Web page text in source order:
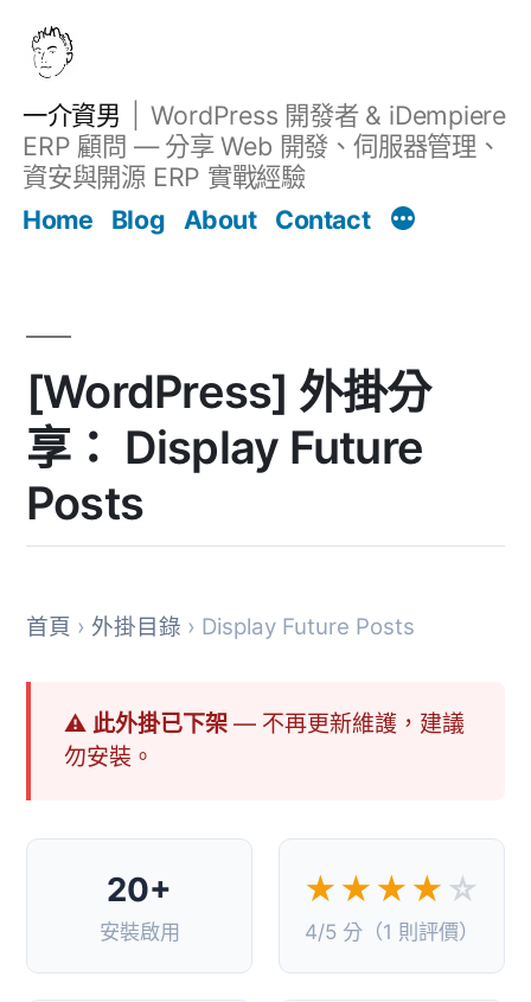
一介資男
WordPress 開發者 & iDempiere
ERP 顧問 — 分享 Web 開發、伺服器管理、
資安與開源 ERP 實戰經驗
Home
Blog About Contact
[WordPress] 外掛分
享： Display Future
Posts
首頁 › 外掛目錄 › Display Future Posts
⚠ 此外掛已下架— 不再更新維護，建議
勿安裝。
20+
安裝啟用
★★★★ ☆
4/5 分（1 則評價）
文章